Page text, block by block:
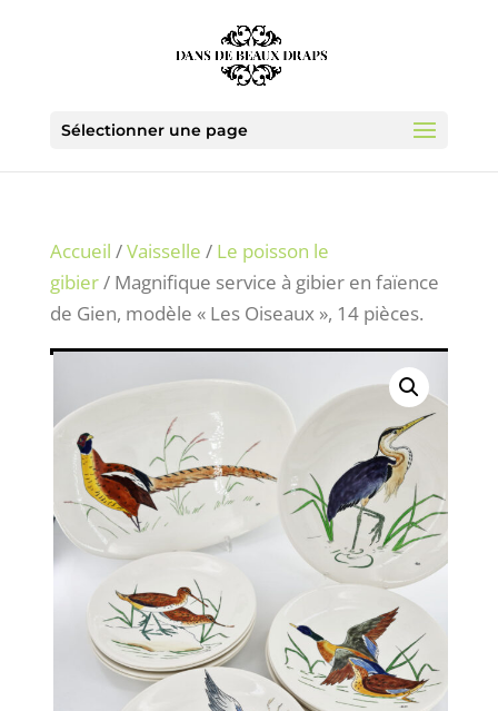
Sélectionner une page
Accueil /Vaisselle / Le poisson le
gibier/ Magnifique service à gibier en faïence
de Gien, modèle « Les Oiseaux », 14 pièces.